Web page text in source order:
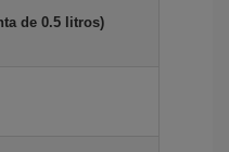
de 0.5 litros)